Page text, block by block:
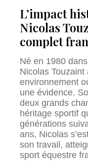
L’impact
Nicolas
complet
Né en 1980
Nicolas
environnement
une évidence.
deux grands
héritage sportif
générations
ans, Nicolas
son travail,
sport équestre